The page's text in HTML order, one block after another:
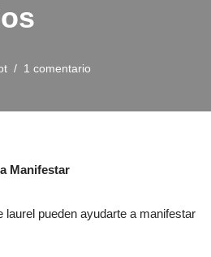
1 comentario
Manifestar
laurel pueden ayudarte a manifestar